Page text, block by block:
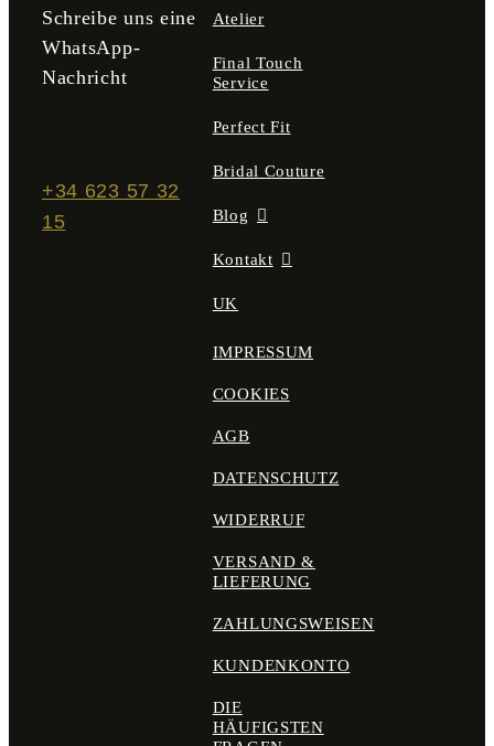
Schreibe uns eine
WhatsApp-
Nachricht
+34 623 57 32
15
Atelier
Final Touch
Service
Perfect Fit
Bridal Couture
Blog
Kontakt
UK
IMPRESSUM
COOKIES
AGB
DATENSCHUTZ
WIDERRUF
VERSAND &
LIEFERUNG
ZAHLUNGSWEISEN
KUNDENKONTO
DIE
HÄUFIGSTEN